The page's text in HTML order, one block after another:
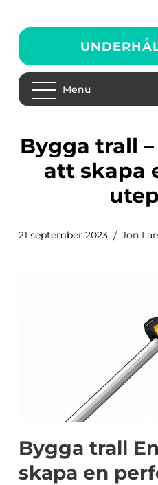
Menu
Bygga trall – En guide till
att skapa
21 september 2023 Jon
Bygga trall
skapa en